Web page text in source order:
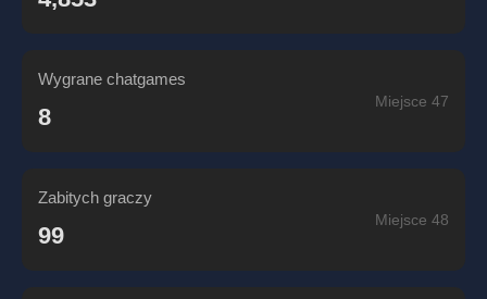
Wygrane chatgames
8
Miejsce 47
Zabitych graczy
99
Miejsce 48